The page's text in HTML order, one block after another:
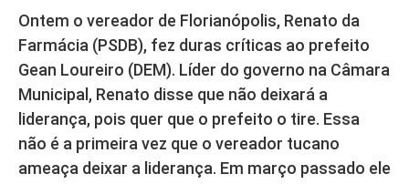
Ontem o vereador de Florianópolis, Renato da
Farmácia (PSDB), fez duras críticas ao prefeito
Gean Loureiro (DEM). Líder do governo na Câmara
Municipal, Renato disse que não deixará a
liderança, pois quer que o prefeito o tire. Essa
não é a primeira vez que o vereador tucano
ameaça deixar a liderança. Em março passado ele